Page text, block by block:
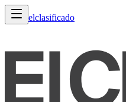
elclasificado